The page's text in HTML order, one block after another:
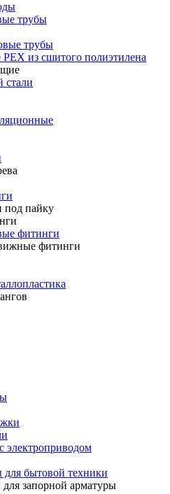
трубы
трубы
из сшитого полиэтилена
стали
пайку
фитинги
фитинги
бытовой техники
запорной арматуры